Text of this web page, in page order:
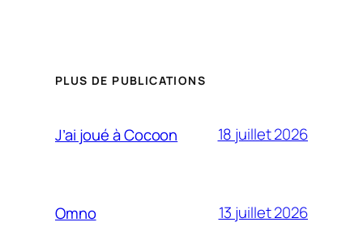
PLUS DE PUBLICATIONS
J’ai joué à Cocoon 18 juillet 2026
Omno 13 juillet 2026